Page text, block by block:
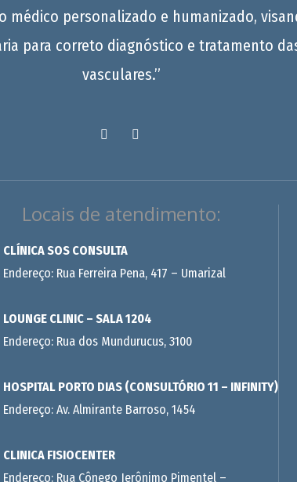
médico personalizado e humanizado,
para correto diagnóstico e tratamento
vasculares.”
Locais de atendimento:
CLÍNICA SOS CONSULTA
Endereço: Rua Ferreira Pena, 417 – Umarizal
LOUNGE CLINIC – SALA 1204
Endereço: Rua dos Mundurucus, 3100
HOSPITAL PORTO DIAS (CONSULTÓRIO 11 – INFINITY)
Endereço: Av. Almirante Barroso, 1454
CLINICA FISIOCENTER
Endereço: Rua Cônego Jerônimo Pimentel –